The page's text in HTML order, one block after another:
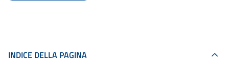
INDICE DELLA PAGINA